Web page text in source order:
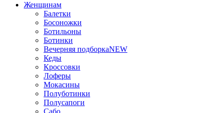
Женщинам
Балетки
Босоножки
Ботильоны
Ботинки
Вечерняя подборкаNEW
Кеды
Кроссовки
Лоферы
Мокасины
Полуботинки
Полусапоги
Сабо